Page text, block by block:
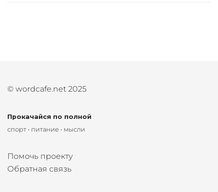
© wordcafe.net 2025
Прокачайся по полной
спорт • питание • мысли
Помочь проекту
Обратная связь